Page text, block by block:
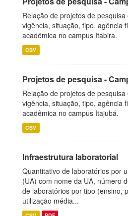
Relação de projetos de
vigência, situação, tipo, agência
acadêmica no campus Itabira.
CSV
Projetos de pesquisa -
Relação de projetos de
vigência, situação, tipo, agência
acadêmica no campus Itajubá.
CSV
Infraestrutura laboratorial
Quantitativo de laboratórios por
(UA) com nome da UA, número
de laboratórios por tipo (ensino,
utilização média...